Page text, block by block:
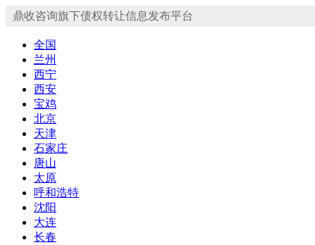
鼎收咨询旗下债权转让信息发布平台
全国
兰州
西宁
西安
宝鸡
北京
天津
石家庄
唐山
太原
呼和浩特
沈阳
大连
长春